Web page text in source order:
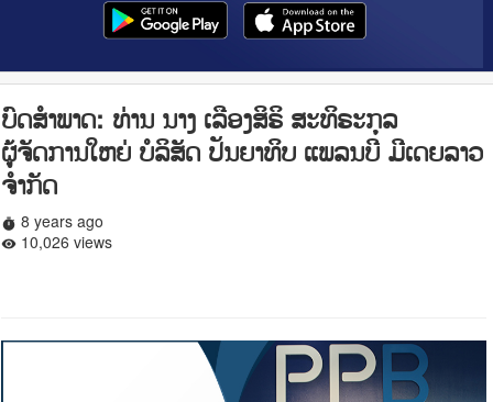
ບົດສໍາພາດ: ທ່ານ ນາງ ເລືອງສິຣິ ສະທິຣະກຸລ
ຜູ້ຈັດການໃຫຍ່ ບໍລິສັດ ປັນຍາທິບ ແພລນບີ ມີເດຍລາວ
ຈໍາກັດ
timer 8 years ago
remove_red_eye 10,026 views